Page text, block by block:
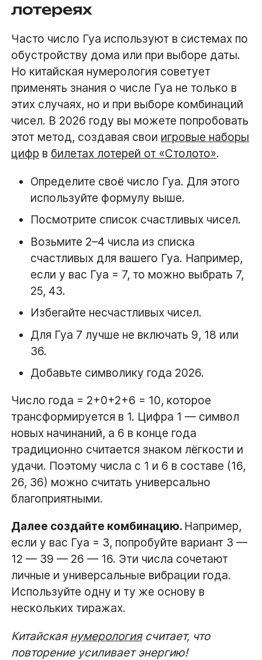
лотереях
Часто число Гуа используют в системах по
обустройству дома или при выборе даты.
Но китайская нумерология советует
применять знания о числе Гуа не только в
этих случаях, но и при выборе комбинаций
чисел. В 2026 году вы можете попробовать
этот метод, создавая свои игровые наборы
цифр в билетах лотерей от «Столото».
Определите своё число Гуа. Для этого
используйте формулу выше.
Посмотрите список счастливых чисел.
Возьмите 2–4 числа из списка
счастливых для вашего Гуа. Например,
если у вас Гуа = 7, то можно выбрать 7,
25, 43.
Избегайте несчастливых чисел.
Для Гуа 7 лучше не включать 9, 18 или
36.
Добавьте символику года 2026.
Число года = 2+0+2+6 = 10, которое
трансформируется в 1. Цифра 1 — символ
новых начинаний, а 6 в конце года
традиционно считается знаком лёгкости и
удачи. Поэтому числа с 1 и 6 в составе (16,
26, 36) можно считать универсально
благоприятными.
Далее создайте комбинацию. Например,
если у вас Гуа = 3, попробуйте вариант 3 —
12 — 39 — 26 — 16. Эти числа сочетают
личные и универсальные вибрации года.
Используйте одну и ту же основу в
нескольких тиражах.
Китайская нумерологиясчитает, что
повторение усиливает энергию!